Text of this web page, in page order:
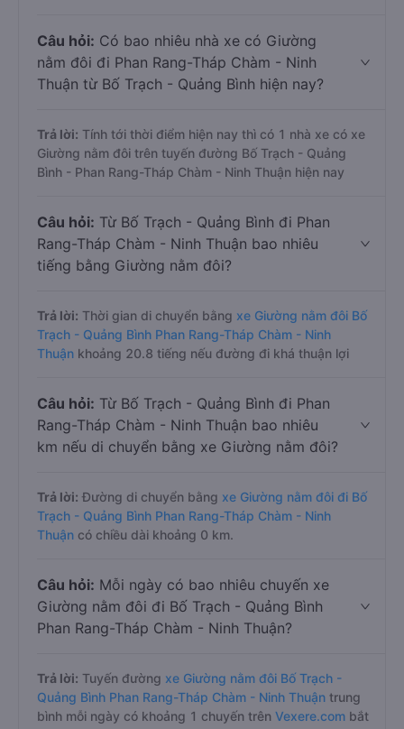
Câu hỏi: Có bao nhiêu nhà xe có Giường
nằm đôi đi Phan Rang-Tháp Chàm - Ninh
Thuận từ Bố Trạch - Quảng Bình hiện nay?
Trả lời: Tính tới thời điểm hiện nay thì có 1 nhà xe có xe
Giường nằm đôi trên tuyến đường Bố Trạch - Quảng
Bình - Phan Rang-Tháp Chàm - Ninh Thuận hiện nay
Câu hỏi: Từ Bố Trạch - Quảng Bình đi Phan
Rang-Tháp Chàm - Ninh Thuận bao nhiêu
tiếng bằng Giường nằm đôi?
Trả lời: Thời gian di chuyển bằng xe Giường nằm đôi Bố
Trạch - Quảng Bình Phan Rang-Tháp Chàm - Ninh
Thuận khoảng 20.8 tiếng nếu đường đi khá thuận lợi
Câu hỏi: Từ Bố Trạch - Quảng Bình đi Phan
Rang-Tháp Chàm - Ninh Thuận bao nhiêu
km nếu di chuyển bằng xe Giường nằm đôi?
Trả lời: Đường di chuyển bằng xe Giường nằm đôi đi Bố
Trạch - Quảng Bình Phan Rang-Tháp Chàm - Ninh
Thuận có chiều dài khoảng 0 km.
Câu hỏi: Mỗi ngày có bao nhiêu chuyến xe
Giường nằm đôi đi Bố Trạch - Quảng Bình
Phan Rang-Tháp Chàm - Ninh Thuận?
Trả lời: Tuyến đường xe Giường nằm đôi Bố Trạch -
Quảng Bình Phan Rang-Tháp Chàm - Ninh Thuận trung
bình mỗi ngày có khoảng 1 chuyến trên Vexere.com bắt